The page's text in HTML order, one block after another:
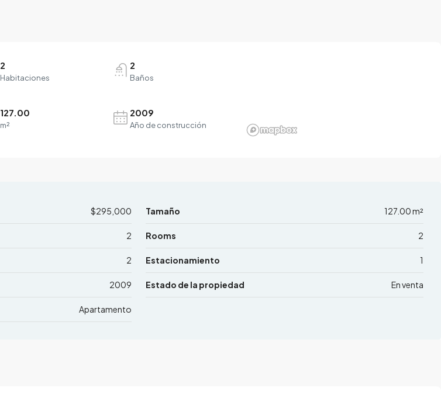
2
Habitaciones
2
Baños
127.00
m²
2009
Año de construcción
$295,000 Tamaño 127.00 m²
2 Rooms 2
2 Estacionamiento 1
2009 Estado de la propiedad En venta
Apartamento